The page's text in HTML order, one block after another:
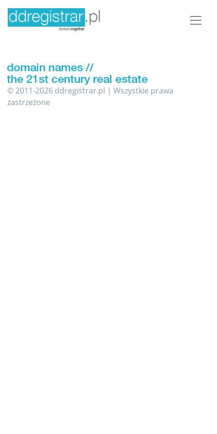
© 2011-2026 ddregistrar.pl | Wszystkie prawa
zastrzeżone